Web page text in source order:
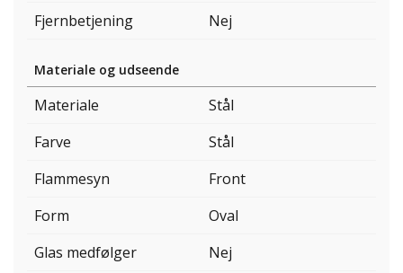
Fjernbetjening Nej
Materiale og udseende
Materiale
Stål
Farve
Stål
Flammesyn
Front
Form
Oval
Glas medfølger
Nej